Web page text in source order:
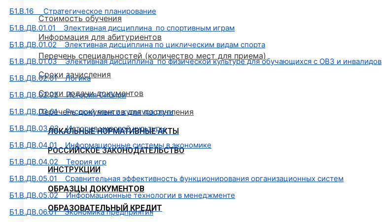
Стоимость обучения
Информация для абитуриентов
Перечень специальностей (количество мест для приема)
Сроки зачисления
Сроки подачи документов
Перечень документов для поступления
ЛОКАЛЬНЫЕ НОРМАТИВНЫЕ АКТЫ
РОССИЙСКОЕ ЗАКОНОДАТЕЛЬСТВО
ИНСТРУКЦИИ
ОБРАЗЦЫ ДОКУМЕНТОВ
ОБРАЗОВАТЕЛЬНЫЙ КРЕДИТ
Б1.В.16 Стратегическое планирование
Б1.В.ДВ.01.01 Элективная дисциплина по спортивным играм
Б1.В.ДВ.01.02 Элективная дисциплина по циклическим видам спорта
Б1.В.ДВ.01.03 Элективная дисциплина по физической культуре для обучающихся с ОВЗ и инвалидов
Б1.В.ДВ.02.01 Логика
Б1.В.ДВ.02.02 История Сибири
Б1.В.ДВ.03.01 Русский язык и культура речи
Б1.В.ДВ.03.02 История мировой культуры
Б1.В.ДВ.04.01 Информационные системы в экономике
Б1.В.ДВ.04.02 Теория игр
Б1.В.ДВ.05.01 Сравнительная эффективность функционирования организационных систем
Б1.В.ДВ.05.02 Информационные технологии в менеджменте
Б1.В.ДВ.06.01 Экономика предприятия